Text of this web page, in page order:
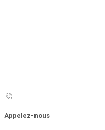
Appelez-nous